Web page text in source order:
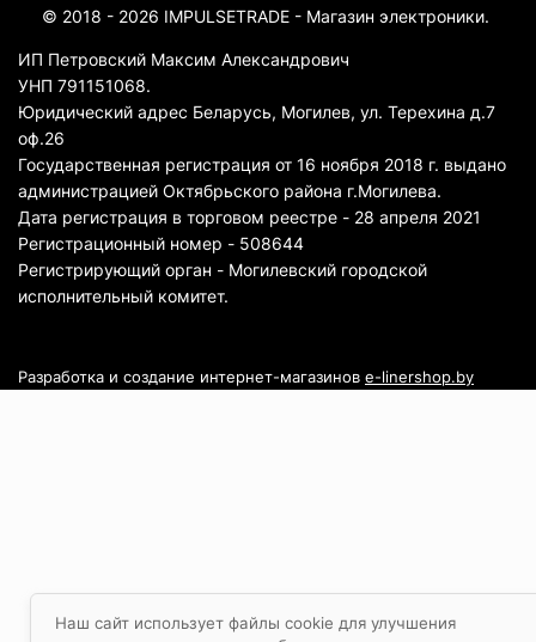
Наш сайт использует файлы cookie для улучшения
© 2018 - 2026 IMPULSETRADE - Магазин электроники.
ИП Петровский Максим Александрович
УНП 791151068.
Юридический адрес Беларусь, Могилев, ул. Терехина д.7
оф.26
Государственная регистрация от 16 ноября 2018 г. выдано
администрацией Октябрьского района г.Могилева.
Дата регистрация в торговом реестре - 28 апреля 2021
Регистрационный номер - 508644
Регистрирующий орган - Могилевский городской
исполнительный комитет.
Разработка и создание интернет-магазинов e-linershop.by